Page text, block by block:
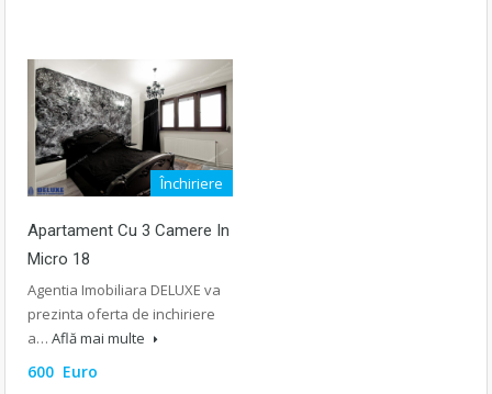
Închiriere
Apartament Cu 3 Camere In
Micro 18
Agentia Imobiliara DELUXE va
prezinta oferta de inchiriere
a… Află mai multe
600 Euro